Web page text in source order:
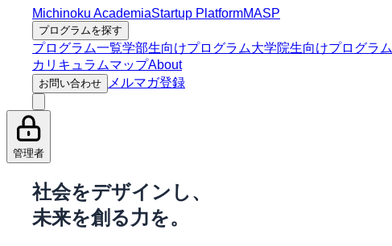
Michinoku AcademiaStartup PlatformMASP
プログラムを探す
プログラム一覧学部生向けプログラム大学院生向けプログラム
カリキュラムマップAbout
お問い合わせ メルマガ登録
管理者
社会をデザインし、
未来を創る力を。